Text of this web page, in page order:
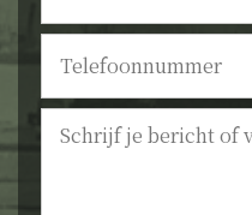
Telefoonnummer
Bericht